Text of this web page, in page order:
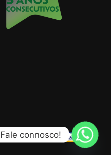
Fale connosco!